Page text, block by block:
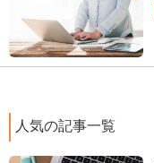
人気の記事一覧